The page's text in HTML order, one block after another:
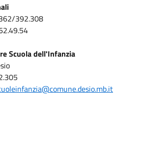
392.308
Scuola dell'Infanzia